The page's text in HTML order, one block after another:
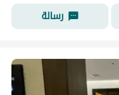
رسالة